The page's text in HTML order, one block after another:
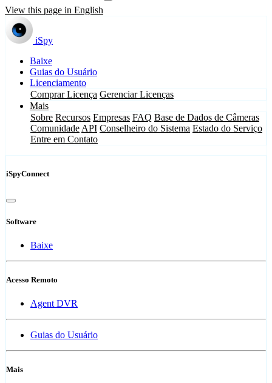
View this page in English
iSpy
Baixe
Guias do Usuário
Licenciamento
Comprar Licença Gerenciar Licenças
Mais
Sobre Recursos Empresas FAQ Base de Dados de Câmeras
Comunidade API Conselheiro do Sistema Estado do Serviço
Entre em Contato
iSpyConnect
Software
Baixe
Acesso Remoto
Agent DVR
Guias do Usuário
Mais